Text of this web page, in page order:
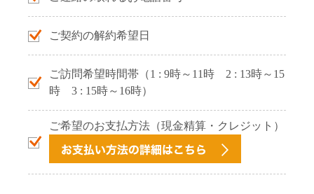
ご契約の解約希望日
ご訪問希望時間帯（1 : 9時～11時 2 : 13時～15
時 3 : 15時～16時）
ご希望のお支払方法（現金精算・クレジット）